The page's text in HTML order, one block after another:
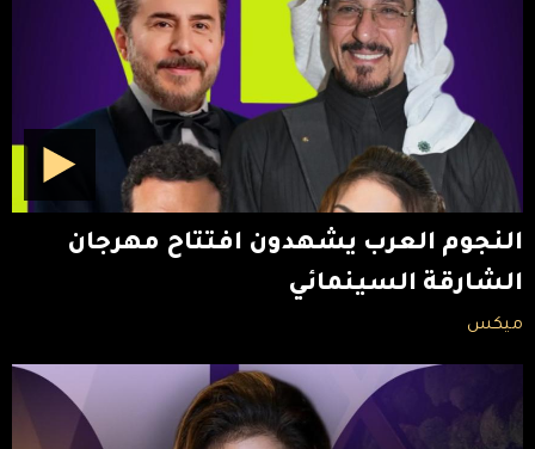
النجوم العرب يشهدون افتتاح مهرجان
الشارقة السينمائي
ميكس